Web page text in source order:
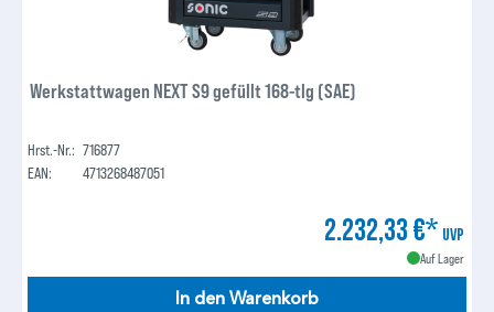
Werkstattwagen NEXT S9 gefüllt 168-tlg (SAE)
Hrst.-Nr.: 716877
EAN:
4713268487051
2.232,33 €* UVP
Auf Lager
In den Warenkorb